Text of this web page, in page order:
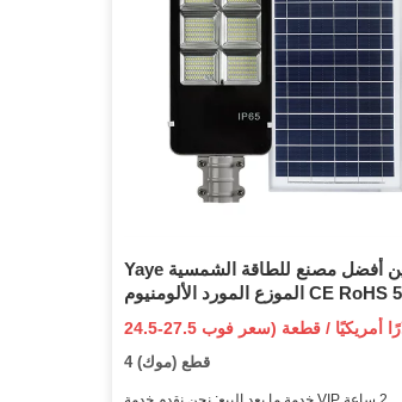
Yaye الصين أفضل مصنع للطاقة الشمسية
الموزع المورد الألومنيوم CE RoHS 50W
حديقة الحديقة مسار المناظر الطبيعية
الجدار الديكور الخفيفة
4 قطع (موك)